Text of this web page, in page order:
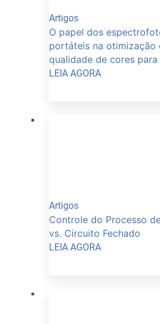
Artigos
O papel dos
portáteis na otimização
qualidade de cores
LEIA AGORA
Artigos
Controle do Processo
vs. Circuito Fechado
LEIA AGORA